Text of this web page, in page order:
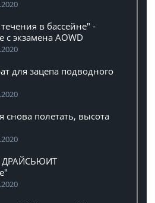
в бассейне" -
экзамена AOWD
для зацепа подводного
полетать, высота
ДРАЙСЬЮИТ